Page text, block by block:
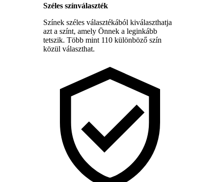
Széles színválaszték
Színek széles választékából kiválaszthatja
azt a színt, amely Önnek a leginkább
tetszik. Több mint 110 különböző szín
közül választhat.